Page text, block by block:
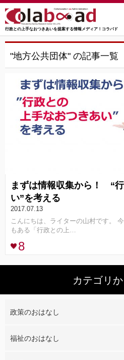
行政との上手なおつきあいを提案する情報メディア！コラバド
マーケティングのおはなし(4)
行政のおはなし(14)
SRC(41)
"地方公共団体" の記事一覧
まずは情報収集から！ “
い”を考える
2017.07.13
こんにちは、ライターの山村です。
もある「行政との上…
8
カテゴリ
政策のおはなし
福祉のおはなし